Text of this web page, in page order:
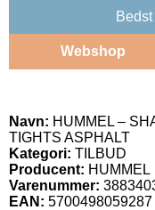
Webshop
Navn: HUMMEL –
TIGHTS ASPHALT
Kategori: TILBUD
Producent: HUMMEL
Varenummer:
EAN: 5700498059287